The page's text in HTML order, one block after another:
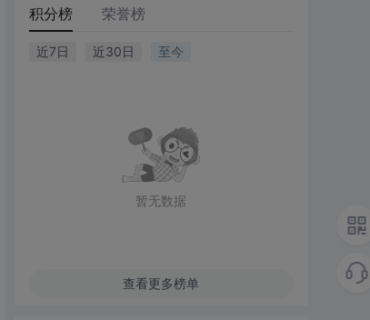
积分榜 荣誉榜
近7日 近30日 至今
暂无数据
查看更多榜单